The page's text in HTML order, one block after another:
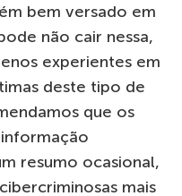
bem versado em
não cair nessa,
experientes em
deste tipo de
que os
resumo ocasional,
mais